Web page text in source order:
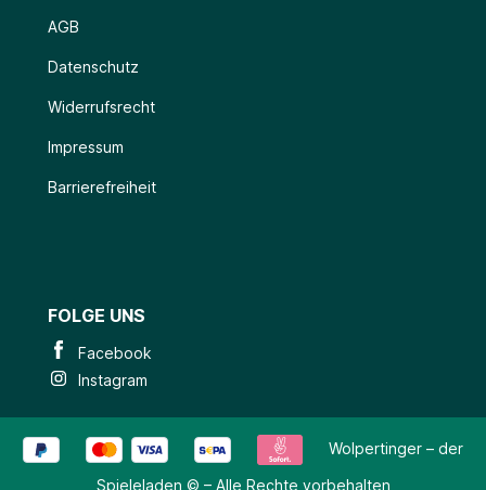
AGB
Datenschutz
Widerrufsrecht
Impressum
Barrierefreiheit
FOLGE UNS
Facebook
Instagram
Wolpertinger – der
Spieleladen © – Alle Rechte vorbehalten